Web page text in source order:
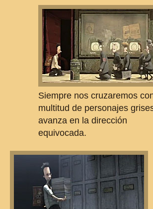
Siempre nos cruzaremos
multitud de personajes
avanza en la dirección
equivocada.